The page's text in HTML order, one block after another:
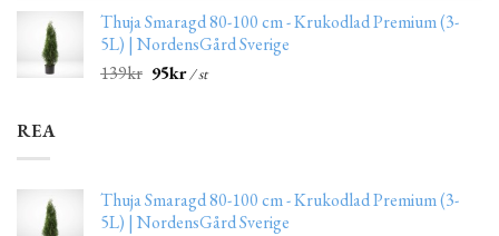
Thuja Smaragd 80-100 cm - Krukodlad Premium (3-
5L) | NordensGård Sverige
139kr 95kr/ st
REA
Thuja Smaragd 80-100 cm - Krukodlad Premium (3-
5L) | NordensGård Sverige